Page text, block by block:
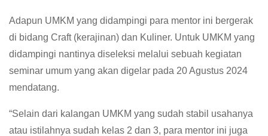
Adapun UMKM yang didampingi para mentor ini bergerak
di bidang Craft (kerajinan) dan Kuliner. Untuk UMKM yang
didampingi nantinya diseleksi melalui sebuah kegiatan
seminar umum yang akan digelar pada 20 Agustus 2024
mendatang.
“Selain dari kalangan UMKM yang sudah stabil usahanya
atau istilahnya sudah kelas 2 dan 3, para mentor ini juga